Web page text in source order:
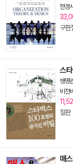
한경
구판
스
맹명
비전
절판
매